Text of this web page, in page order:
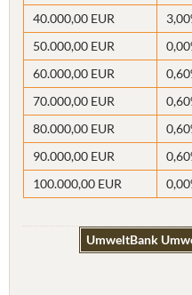
40.000,00 EUR
50.000,00 EUR
60.000,00 EUR
70.000,00 EUR
80.000,00 EUR
90.000,00 EUR
100.000,00 EUR
UmweltBank